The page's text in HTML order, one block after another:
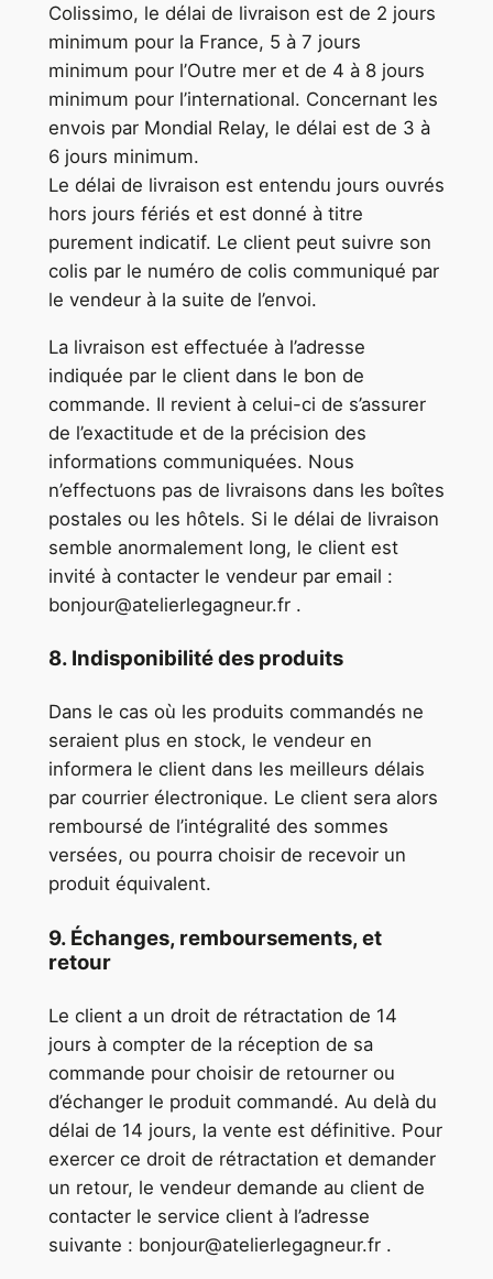
Colissimo, le délai de livraison est de 2 jours
minimum pour la France, 5 à 7 jours
minimum pour l’Outre mer et de 4 à 8 jours
minimum pour l’international. Concernant les
envois par Mondial Relay, le délai est de 3 à
6 jours minimum.
Le délai de livraison est entendu jours ouvrés
hors jours fériés et est donné à titre
purement indicatif. Le client peut suivre son
colis par le numéro de colis communiqué par
le vendeur à la suite de l’envoi.
La livraison est effectuée à l’adresse
indiquée par le client dans le bon de
commande. Il revient à celui-ci de s’assurer
de l’exactitude et de la précision des
informations communiquées. Nous
n’effectuons pas de livraisons dans les boîtes
postales ou les hôtels. Si le délai de livraison
semble anormalement long, le client est
invité à contacter le vendeur par email :
bonjour@atelierlegagneur.fr .
8. Indisponibilité des produits
Dans le cas où les produits commandés ne
seraient plus en stock, le vendeur en
informera le client dans les meilleurs délais
par courrier électronique. Le client sera alors
remboursé de l’intégralité des sommes
versées, ou pourra choisir de recevoir un
produit équivalent.
9. Échanges, remboursements, et
retour
Le client a un droit de rétractation de 14
jours à compter de la réception de sa
commande pour choisir de retourner ou
d’échanger le produit commandé. Au delà du
délai de 14 jours, la vente est définitive. Pour
exercer ce droit de rétractation et demander
un retour, le vendeur demande au client de
contacter le service client à l’adresse
suivante : bonjour@atelierlegagneur.fr .